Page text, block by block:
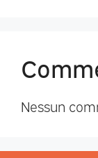
Nessun